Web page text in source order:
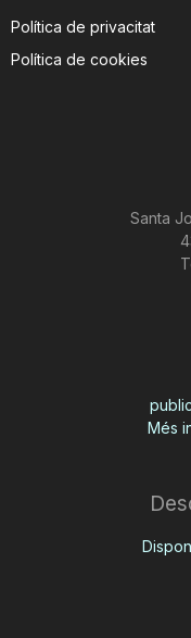
g
Política de privacitat
Política de cookies
Santa
Més